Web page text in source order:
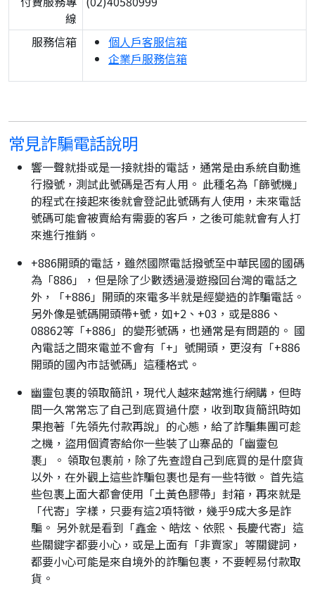
線
服務信箱
個人戶客服信箱
企業戶服務信箱
常見詐騙電話說明
響一聲就掛或是一接就掛的電話，通常是由系統自動進
行撥號，測試此號碼是否有人用。 此種名為「篩號機」
的程式在接起來後就會登記此號碼有人使用，未來電話
號碼可能會被賣給有需要的客戶，之後可能就會有人打
來進行推銷。
+886開頭的電話，雖然國際電話撥號至中華民國的國碼
為「886」，但是除了少數透過漫遊撥回台灣的電話之
外，「+886」開頭的來電多半就是經變造的詐騙電話。
另外像是號碼開頭帶+號，如+2、+03，或是886、
08862等「+886」的變形號碼，也通常是有問題的。 國
內電話之間來電並不會有「+」號開頭，更沒有「+886
開頭的國內市話號碼」這種格式。
幽靈包裹的領取簡訊，現代人越來越常進行網購，但時
間一久常常忘了自己到底買過什麼，收到取貨簡訊時如
果抱著「先領先付款再說」的心態，給了詐騙集團可趁
之機，盜用個資寄給你一些裝了山寨品的「幽靈包
裹」。 領取包裹前，除了先查證自己到底買的是什麼貨
以外，在外觀上這些詐騙包裹也是有一些特徵。 首先這
些包裹上面大都會使用「土黃色膠帶」封箱，再來就是
「代寄」字樣，只要有這2項特徵，幾乎9成大多是詐
騙。 另外就是看到「鑫金、皓炫、依熙、長慶代寄」這
些關鍵字都要小心，或是上面有「非賣家」等關鍵詞，
都要小心可能是來自境外的詐騙包裹，不要輕易付款取
貨。